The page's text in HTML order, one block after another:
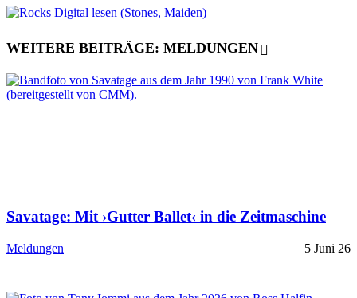
WEITERE BEITRÄGE: MELDUNGEN
Savatage: Mit ›Gutter Ballet‹ in die Zeitmaschine
Meldungen 5 Juni 26